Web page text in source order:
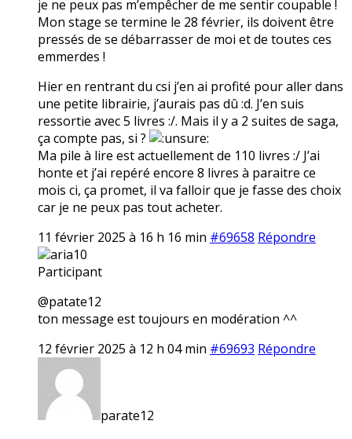
je ne peux pas m’empêcher de me sentir coupable !
Mon stage se termine le 28 février, ils doivent être
pressés de se débarrasser de moi et de toutes ces
emmerdes !
Hier en rentrant du csi j’en ai profité pour aller dans
une petite librairie, j’aurais pas dû :d. J’en suis
ressortie avec 5 livres :/. Mais il y a 2 suites de saga,
ça compte pas, si ?
Ma pile à lire est actuellement de 110 livres :/ J’ai
honte et j’ai repéré encore 8 livres à paraitre ce
mois ci, ça promet, il va falloir que je fasse des choix
car je ne peux pas tout acheter.
11 février 2025 à 16 h 16 min #69658 Répondre
aria10
Participant
@patate12
ton message est toujours en modération ^^
12 février 2025 à 12 h 04 min #69693 Répondre
parate12